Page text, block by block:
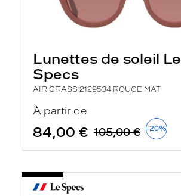
Lunettes de soleil Le
Specs
AIR GRASS 2129534 ROUGE MAT
À partir de
84,00 € 105,00 € -20%